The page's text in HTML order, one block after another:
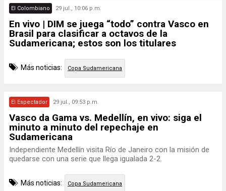
El Colombiano 29 jul., 10:06 p.m.
En vivo | DIM se juega “todo” contra Vasco en
Brasil para clasificar a octavos de la
Sudamericana; estos son los titulares
Más noticias: Copa Sudamericana
El Espectador 29 jul., 09:53 p.m.
Vasco da Gama vs. Medellín, en vivo: siga el
minuto a minuto del repechaje en
Sudamericana
Independiente Medellín visita Río de Janeiro con la misión de
quedarse con una serie que llega igualada 2-2.
Más noticias: Copa Sudamericana